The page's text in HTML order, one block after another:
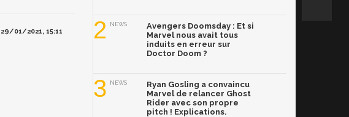
29/01/2021, 15:11 2 NEWS
Avengers Doomsday : Et si
Marvel nous avait tous
induits en erreur sur
Doctor Doom ?
3 NEWS
Ryan Gosling a convaincu
Marvel de relancer Ghost
Rider avec son propre
pitch ! Explications.